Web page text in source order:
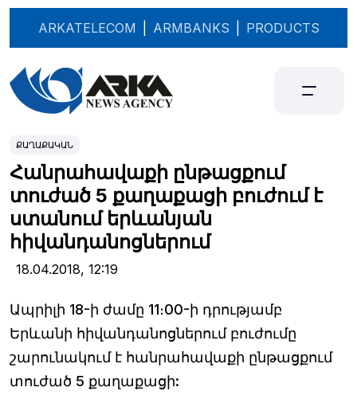
ARKATELECOM ARMBANKS PRODUCTS
ՔԱՂԱՔԱԿԱՆ
Հանրահավաքի ընթացքում
տուժած 5 քաղաքացի բուժում է
ստանում երևանյան
հիվանդանոցներում
18.04.2018, 12:19
Ապրիլի 18-ի ժամը 11։00-ի դրությամբ
Երևանի հիվանդանոցներում բուժումը
շարունակում է հանրահավաքի ընթացքում
տուժած 5 քաղաքացի: